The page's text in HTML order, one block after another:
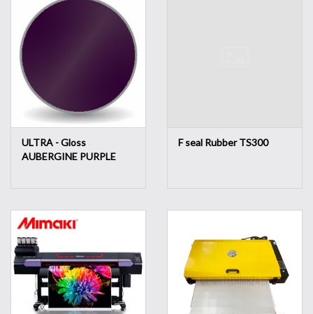
ULTRA - Gloss
AUBERGINE PURPLE
F seal Rubber TS300